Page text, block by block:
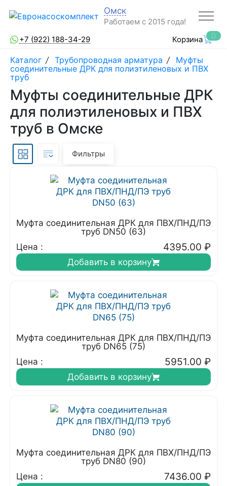
Омск
Работаем с 2015 года!
+7 (922) 188-34-29
Корзина 0
Каталог / Трубопроводная арматура / Муфты
соединительные ДРК для полиэтиленовых и ПВХ
труб
Муфты соединительные ДРК
для полиэтиленовых и ПВХ
труб в Омске
Фильтры
Муфта соединительная ДРК для ПВХ/ПНД/ПЭ
труб DN50 (63)
Цена :
4395.00 ₽
Добавить в корзину
Муфта соединительная ДРК для ПВХ/ПНД/ПЭ
труб DN65 (75)
Цена :
5951.00 ₽
Добавить в корзину
Муфта соединительная ДРК для ПВХ/ПНД/ПЭ
труб DN80 (90)
Цена :
7436.00 ₽